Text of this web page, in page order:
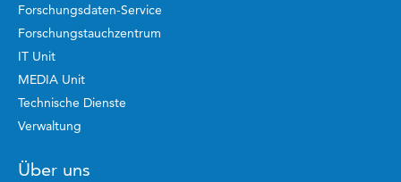
Forschungsdaten-Service
Forschungstauchzentrum
IT Unit
MEDIA Unit
Technische Dienste
Verwaltung
Über uns